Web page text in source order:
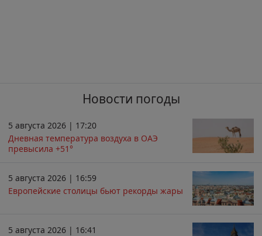
Новости погоды
5 августа 2026 | 17:20
Дневная температура воздуха в ОАЭ
превысила +51°
5 августа 2026 | 16:59
Европейские столицы бьют рекорды жары
5 августа 2026 | 16:41